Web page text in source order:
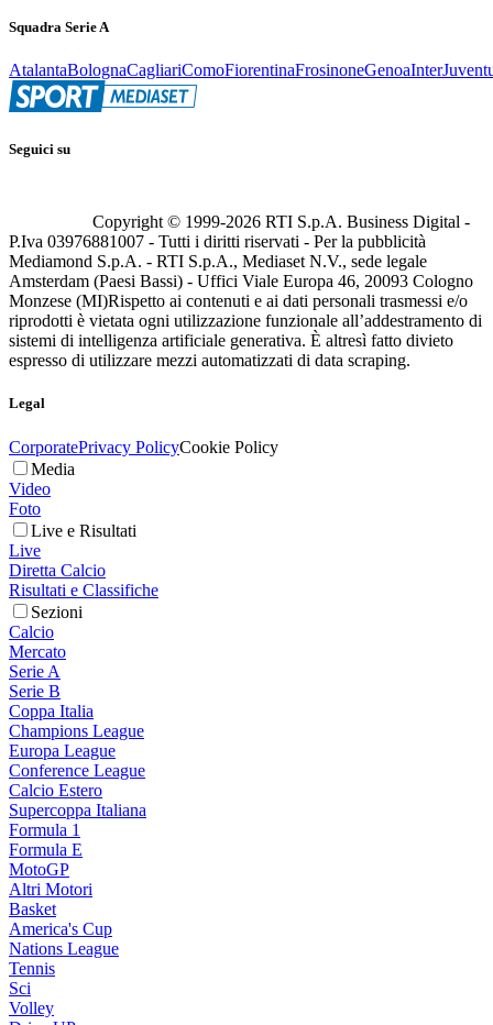
Squadra Serie A
AtalantaBolognaCagliariComoFiorentinaFrosinoneGenoaInter
Seguici su
Copyright © 1999-2026 RTI S.p.A. Business Digital -
P.Iva 03976881007 - Tutti i diritti riservati - Per la pubblicità
Mediamond S.p.A. - RTI S.p.A., Mediaset N.V., sede legale
Amsterdam (Paesi Bassi) - Uffici Viale Europa 46, 20093 Cologno
Monzese (MI)Rispetto ai contenuti e ai dati personali trasmessi e/o
riprodotti è vietata ogni utilizzazione funzionale all’addestramento di
sistemi di intelligenza artificiale generativa. È altresì fatto divieto
espresso di utilizzare mezzi automatizzati di data scraping.
Legal
CorporatePrivacy PolicyCookie Policy
Media
Video
Foto
Live e Risultati
Live
Diretta Calcio
Risultati e Classifiche
Sezioni
Calcio
Mercato
Serie A
Serie B
Coppa Italia
Champions League
Europa League
Conference League
Calcio Estero
Supercoppa Italiana
Formula 1
Formula E
MotoGP
Altri Motori
Basket
America's Cup
Nations League
Tennis
Sci
Volley